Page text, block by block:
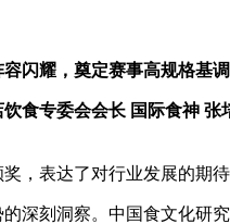
闪耀，奠定赛事高规格基调
饮食专委会会长 国际食神 张
，表达了对行业发展的期待
深刻洞察。中国食文化研